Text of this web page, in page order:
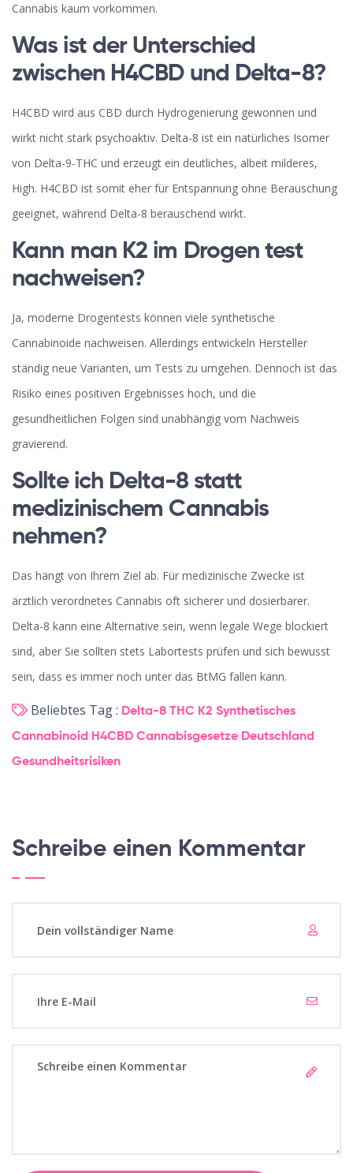
Cannabis kaum vorkommen.
Was ist der Unterschied
zwischen H4CBD und Delta-8?
H4CBD wird aus CBD durch Hydrogenierung gewonnen und
wirkt nicht stark psychoaktiv. Delta-8 ist ein natürliches Isomer
von Delta-9-THC und erzeugt ein deutliches, albeit milderes,
High. H4CBD ist somit eher für Entspannung ohne Berauschung
geeignet, während Delta-8 berauschend wirkt.
Kann man K2 im Drogen test
nachweisen?
Ja, moderne Drogentests können viele synthetische
Cannabinoide nachweisen. Allerdings entwickeln Hersteller
ständig neue Varianten, um Tests zu umgehen. Dennoch ist das
Risiko eines positiven Ergebnisses hoch, und die
gesundheitlichen Folgen sind unabhängig vom Nachweis
gravierend.
Sollte ich Delta-8 statt
medizinischem Cannabis
nehmen?
Das hängt von Ihrem Ziel ab. Für medizinische Zwecke ist
ärztlich verordnetes Cannabis oft sicherer und dosierbarer.
Delta-8 kann eine Alternative sein, wenn legale Wege blockiert
sind, aber Sie sollten stets Labortests prüfen und sich bewusst
sein, dass es immer noch unter das BtMG fallen kann.
Beliebtes Tag : Delta-8 THC K2 Synthetisches
Cannabinoid H4CBD Cannabisgesetze Deutschland
Gesundheitsrisiken
Schreibe einen Kommentar